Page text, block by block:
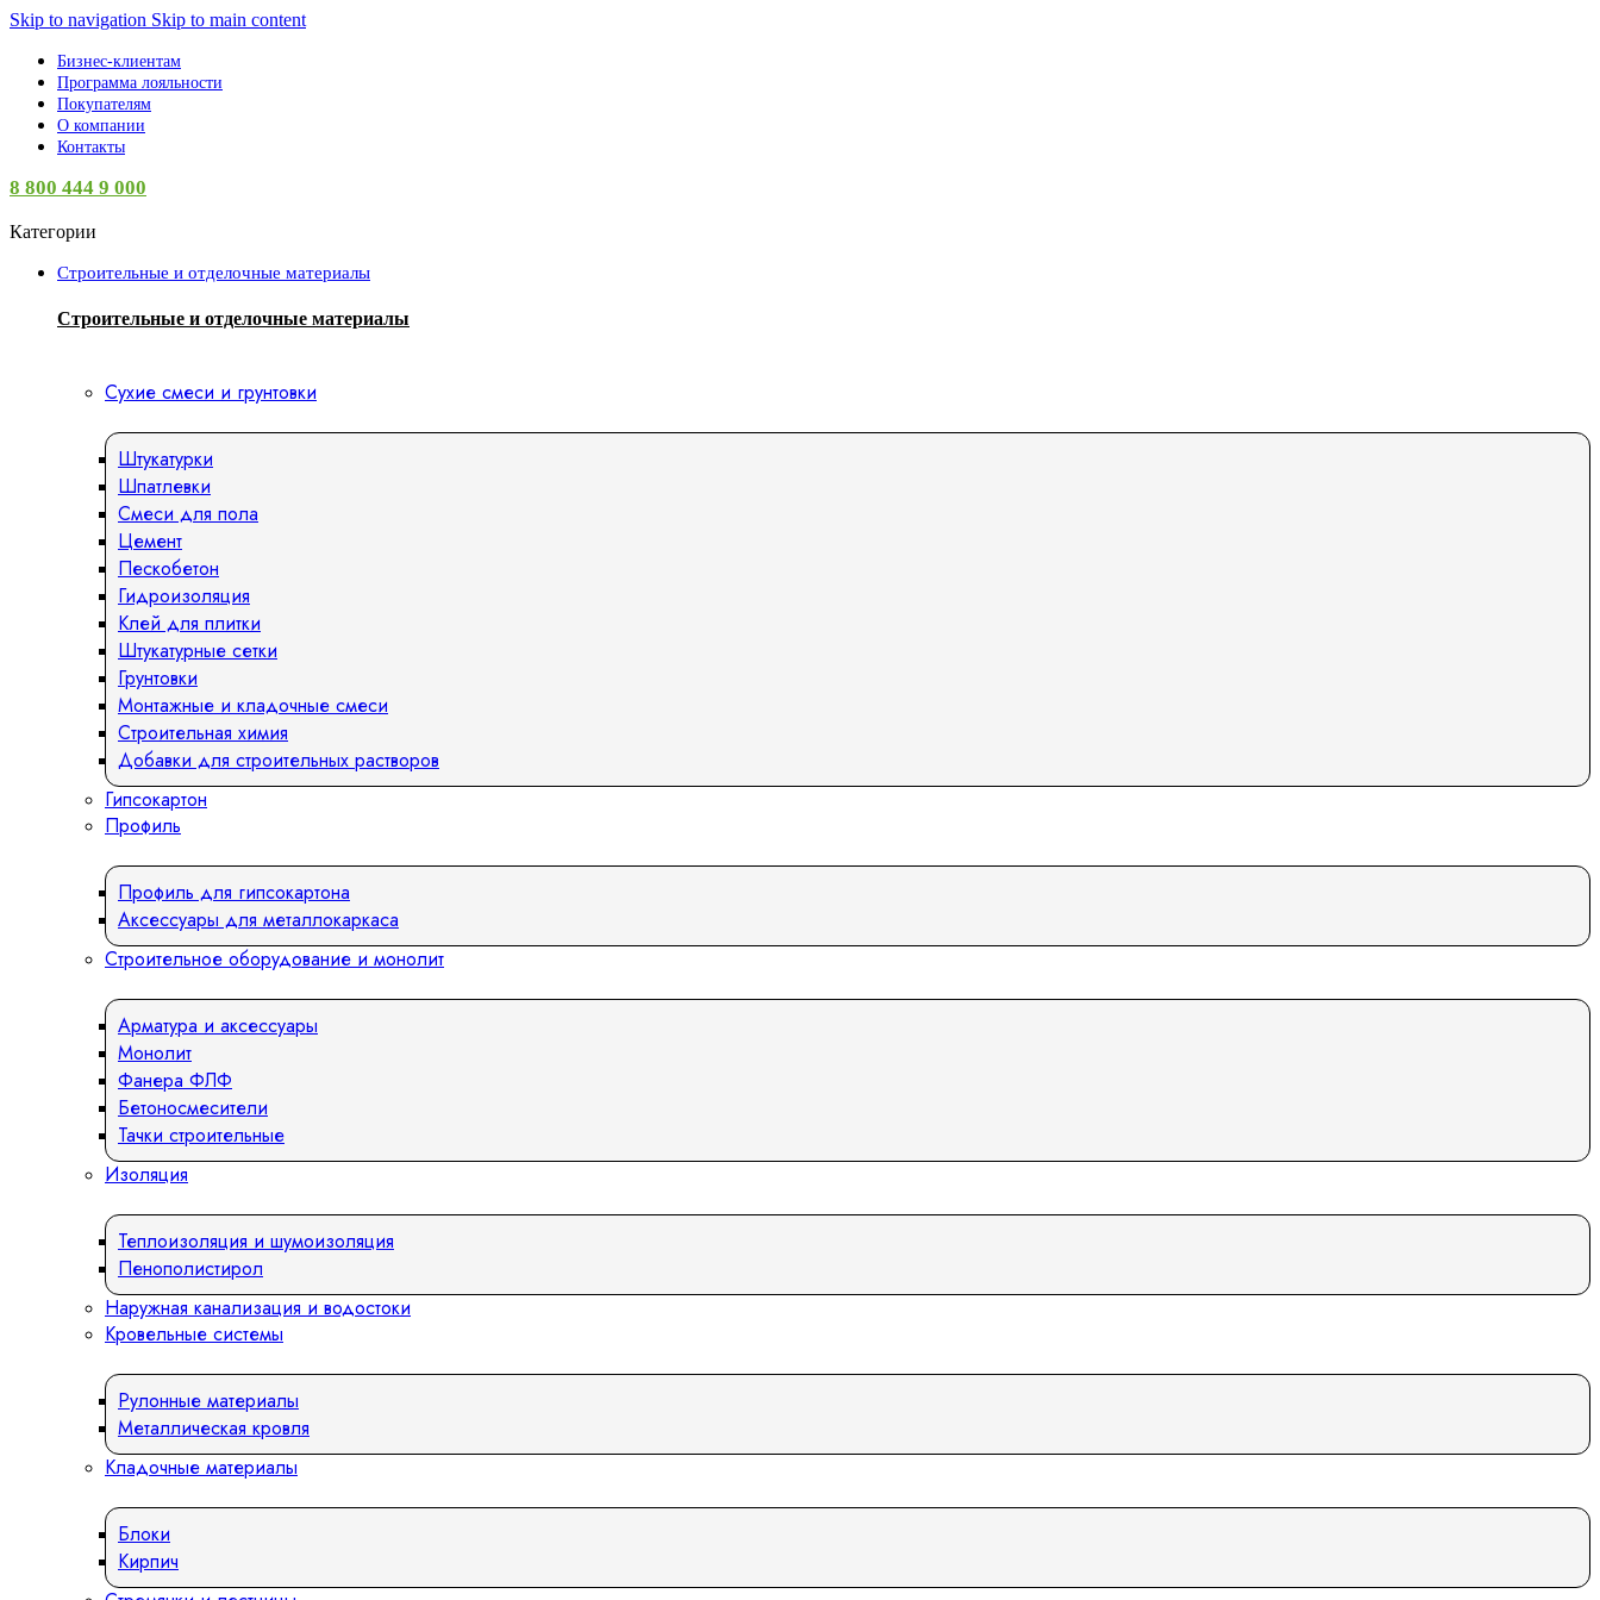
Skip to navigation Skip to main content
Бизнес-клиентам
Программа лояльности
Покупателям
О компании
Контакты
8 800 444 9 000
Категории
Строительные и отделочные материалы
Строительные и отделочные материалы
Сухие смеси и грунтовки
Штукатурки
Шпатлевки
Смеси для пола
Цемент
Пескобетон
Гидроизоляция
Клей для плитки
Штукатурные сетки
Грунтовки
Монтажные и кладочные смеси
Строительная химия
Добавки для строительных растворов
Гипсокартон
Профиль
Профиль для гипсокартона
Аксессуары для металлокаркаса
Строительное оборудование и монолит
Арматура и аксессуары
Монолит
Фанера ФЛФ
Бетоносмесители
Тачки строительные
Изоляция
Теплоизоляция и шумоизоляция
Пенополистирол
Наружная канализация и водостоки
Кровельные системы
Рулонные материалы
Металлическая кровля
Кладочные материалы
Блоки
Кирпич